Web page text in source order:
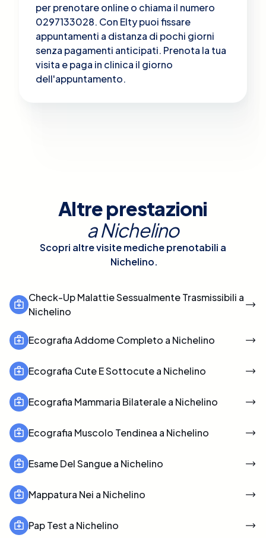
per prenotare online o chiama il numero
0297133028. Con Elty puoi fissare
appuntamenti a distanza di pochi giorni
senza pagamenti anticipati. Prenota la tua
visita e paga in clinica il giorno
dell'appuntamento.
Altre prestazioni
aNichelino
Scopri altre visite mediche prenotabili a
Nichelino.
Check-Up Malattie Sessualmente Trasmissibili a
Nichelino
Ecografia Addome Completo a Nichelino
Ecografia Cute E Sottocute a Nichelino
Ecografia Mammaria Bilaterale a Nichelino
Ecografia Muscolo Tendinea a Nichelino
Esame Del Sangue a Nichelino
Mappatura Nei a Nichelino
Pap Test a Nichelino